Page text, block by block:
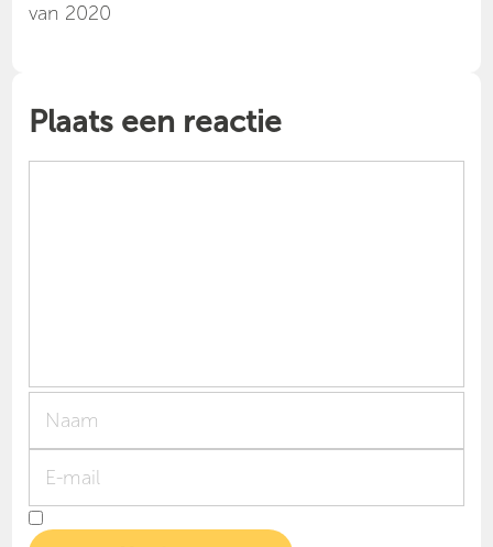
van 2020
Plaats een reactie